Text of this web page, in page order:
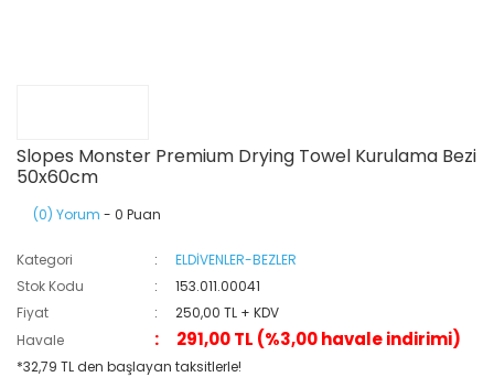
Slopes Monster Premium Drying Towel Kurulama Bezi
50x60cm
(0) Yorum - 0 Puan
Kategori
ELDİVENLER-BEZLER
Stok Kodu
153.011.00041
Fiyat
250,00 TL + KDV
Havale
291,00 TL (%3,00 havale indirimi)
*32,79 TL den başlayan taksitlerle!